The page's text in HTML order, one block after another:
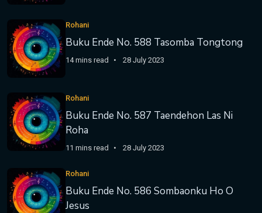
Rohani
Buku Ende No. 588 Tasomba Tongtong
14 mins read 28 July 2023
Rohani
Buku Ende No. 587 Taendehon Las Ni
Roha
11 mins read 28 July 2023
Rohani
Buku Ende No. 586 Sombaonku Ho O
Jesus